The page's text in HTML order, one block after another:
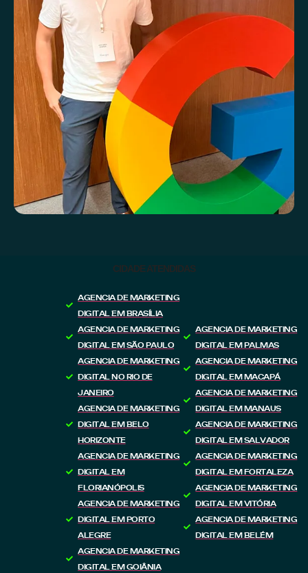
CIDADE ATENDIDAS
AGENCIA DE MARKETING
DIGITAL EM BRASÍLIA
AGENCIA DE MARKETING
DIGITAL EM SÃO PAULO
AGENCIA DE MARKETING
DIGITAL NO RIO DE
JANEIRO
AGENCIA DE MARKETING
DIGITAL EM BELO
HORIZONTE
AGENCIA DE MARKETING
DIGITAL EM
FLORIANÓPOLIS
AGENCIA DE MARKETING
DIGITAL EM PORTO
ALEGRE
AGENCIA DE MARKETING
DIGITAL EM GOIÂNIA
AGENCIA DE MARKETING
DIGITAL EM PALMAS
AGENCIA DE MARKETING
DIGITAL EM MACAPÁ
AGENCIA DE MARKETING
DIGITAL EM MANAUS
AGENCIA DE MARKETING
DIGITAL EM SALVADOR
AGENCIA DE MARKETING
DIGITAL EM FORTALEZA
AGENCIA DE MARKETING
DIGITAL EM VITÓRIA
AGENCIA DE MARKETING
DIGITAL EM BELÉM